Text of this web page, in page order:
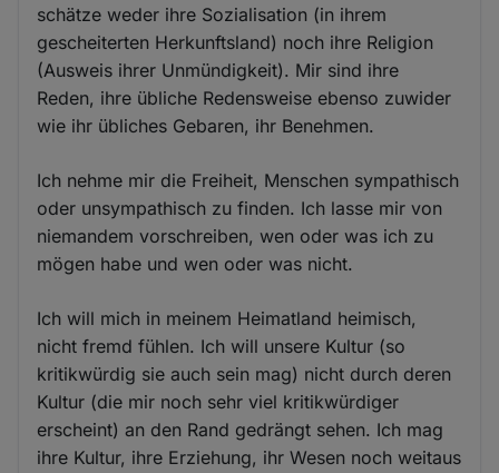
schätze weder ihre Sozialisation (in ihrem
gescheiterten Herkunftsland) noch ihre Religion
(Ausweis ihrer Unmündigkeit). Mir sind ihre
Reden, ihre übliche Redensweise ebenso zuwider
wie ihr übliches Gebaren, ihr Benehmen.
Ich nehme mir die Freiheit, Menschen sympathisch
oder unsympathisch zu finden. Ich lasse mir von
niemandem vorschreiben, wen oder was ich zu
mögen habe und wen oder was nicht.
Ich will mich in meinem Heimatland heimisch,
nicht fremd fühlen. Ich will unsere Kultur (so
kritikwürdig sie auch sein mag) nicht durch deren
Kultur (die mir noch sehr viel kritikwürdiger
erscheint) an den Rand gedrängt sehen. Ich mag
ihre Kultur, ihre Erziehung, ihr Wesen noch weitaus